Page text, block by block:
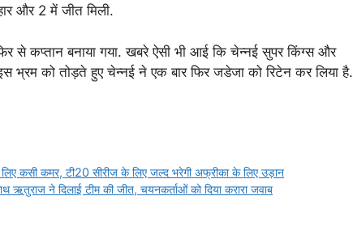
और 2 में जीत मिली.
से कप्तान बनाया गया. खबरे ऐसी भी आई कि चेन्नई सुपर किंग्स और
भ्रम को तोड़ते हुए चेन्नई ने एक बार फिर जडेजा को रिटेन कर लिया है.
कसी कमर, टी20 सीरीज के लिए जल्द भरेगी अफ्रीका के लिए उड़ान
ने दिलाई टीम की जीत, चयनकर्ताओं को दिया करारा जवाब